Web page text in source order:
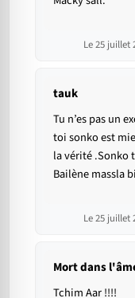
Le 25 juillet
tauk
Tu n’es pas un
toi sonko est
la vérité .Sonko
Bailène massla
Le 25 juillet
Mort dans
Tchim Aar !!!!